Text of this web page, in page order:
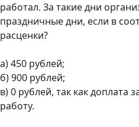
работал. За такие дни
праздничные дни, если в
расценки?
а) 450 рублей;
б) 900 рублей;
в) 0 рублей, так как доплата
работу.